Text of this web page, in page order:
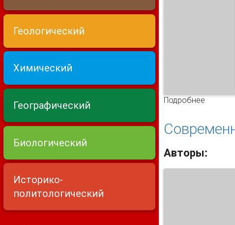
Геологический
Химический
Географический
Биологический
Историко-
политологический
Подробнее
Авторы: